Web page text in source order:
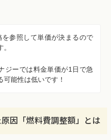
参照して単価が決まるので
ジーでは料金単価が1日で急
可能性は低いです！
因「燃料費調整額」とは